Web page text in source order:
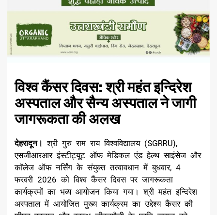
विश्व कैंसर दिवस: श्री महंत इन्दिरेश
अस्पताल और सैन्य अस्पताल ने जागी
जागरूकता की अलख
देहरादून। श्री गुरु राम राय विश्वविद्यालय (SGRRU),
एसजीआरआर इंस्टीट्यूट ऑफ मेडिकल एंड हेल्थ साइंसेज और
कॉलेज ऑफ नर्सिंग के संयुक्त तत्वावधान में बुधवार, 4
फरवरी 2026 को विश्व कैंसर दिवस पर जागरूकता
कार्यक्रमों का भव्य आयोजन किया गया। श्री महंत इन्दिरेश
अस्पताल में आयोजित मुख्य कार्यक्रम का उद्देश्य कैंसर की